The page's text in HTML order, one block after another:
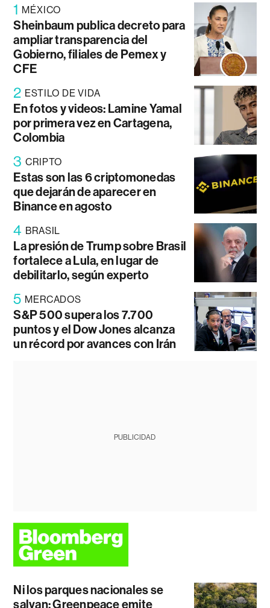
1 MÉXICO
Sheinbaum publica decreto para
ampliar transparencia del
Gobierno, filiales de Pemex y
CFE
2 ESTILO DE VIDA
En fotos y videos: Lamine Yamal
por primera vez en Cartagena,
Colombia
3 CRIPTO
Estas son las 6 criptomonedas
que dejarán de aparecer en
Binance en agosto
4 BRASIL
La presión de Trump sobre Brasil
fortalece a Lula, en lugar de
debilitarlo, según experto
5 MERCADOS
S&P 500 supera los 7.700
puntos y el Dow Jones alcanza
un récord por avances con Irán
PUBLICIDAD
Ni los parques nacionales se
salvan: Greenpeace emite